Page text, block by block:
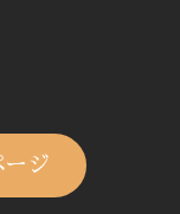
ージ